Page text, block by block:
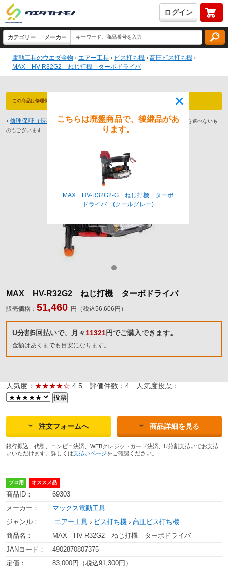
ログイン
電動工具のウエダ金物 › エアー工具 › ビス打ち機 › 高圧ビス打ち機 ›
MAX HV-R32G2 ねじ打機 ターボドライバ
この商品は修理保証 対象商品です（最長3年保証）永久防犯登録付！
› 修理保証（長期保証）とは ※商品によっては1年や2年までしか保証期間を選べないも
のもございます
MAX HV-R32G2 ねじ打機 ターボドライバ
販売価格： 51,460 円（税込56,606円）
U分割5回払いで、月々11321円でご購入できます。
金額はあくまでも目安になります。
人気度： ★★★★☆ 4.5 評価件数：4 人気度投票：
注文フォームへ 商品詳細を見る
銀行振込、代引、コンビニ決済、WEBクレジットカード決済、U分割支払いでお支払
いいただけます。詳しくは支払いページをご確認ください。
プロ用 オススメ品
商品ID：
69303
メーカー：
マックス電動工具
ジャンル：
エアー工具 › ビス打ち機 › 高圧ビス打ち機
商品名：
MAX HV-R32G2 ねじ打機 ターボドライバ
JANコード：
4902870807375
定価：
83,000円（税込91,300円）
×
こちらは廃盤商品で、後継品があ
ります。
MAX HV-R32G2-G ねじ打機 ターボ
ドライバ (クールグレー)